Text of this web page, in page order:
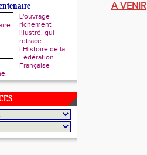
L'ouvrage
richement
illustré, qui
retrace
l’Histoire de la
Fédération
Française
A VENIR